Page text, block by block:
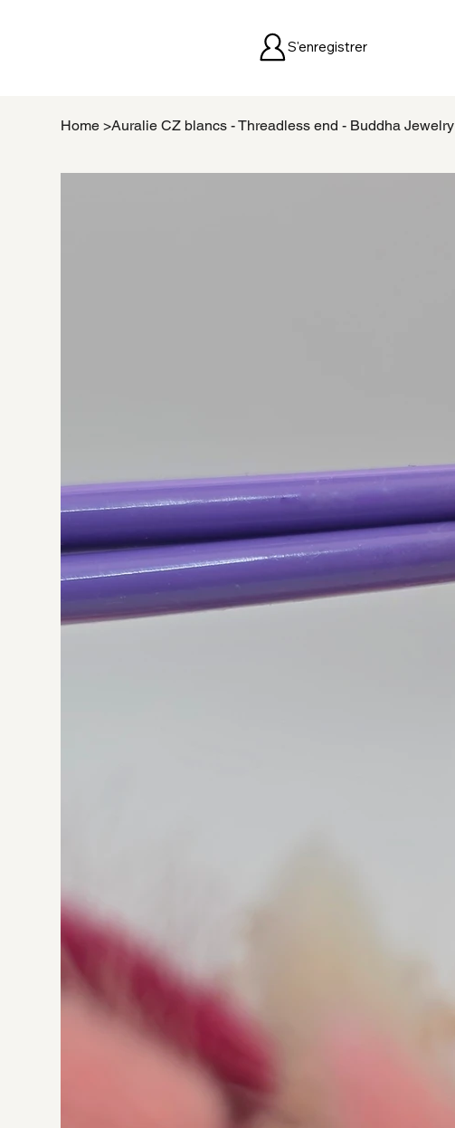
S'enregistrer
Home >Auralie CZ blancs - Threadless end - Buddha Jewelry